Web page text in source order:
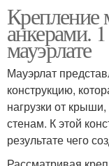
Крепление
анкерами.
мауэрлате
Мауэрлат
конструкцию,
нагрузки от
стенам. К этой
результате чего